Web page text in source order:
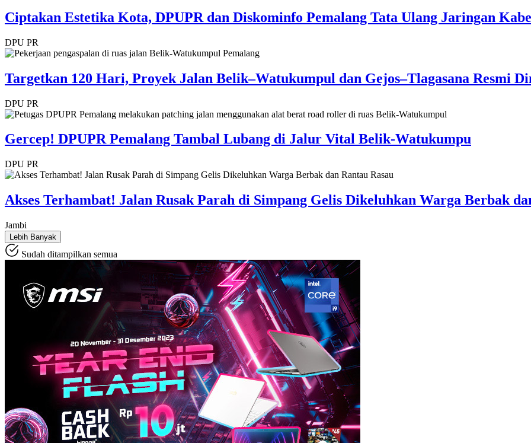
Ciptakan Estetika Kota, DPUPR dan Diskominfo Pemalang Tata Ulang Jaringan
DPU PR
Targetkan 120 Hari, Proyek Jalan Belik–Watukumpul dan Gejos–Tlagasana Resmi
DPU PR
Gercep! DPUPR Pemalang Tambal Lubang di Jalur Vital Belik-Watukumpu
DPU PR
Akses Terhambat! Jalan Rusak Parah di Simpang Gelis Dikeluhkan Warga Berbak
Jambi
Lebih Banyak
Sudah ditampilkan semua